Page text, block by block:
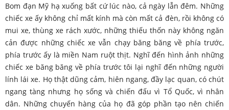
Bom đạn Mỹ hạ xuống bất cứ lúc nào, cả ngày lẫn đêm. Những
chiếc xe ấy không chỉ mất kính mà còn mất cả đèn, rồi không có
mui xe, thùng xe rách xước, những thiếu thốn này không ngăn
cản được những chiếc xe vẫn chạy băng băng về phía trước,
phía trước ấy là miền Nam ruột thịt. Nghĩ đến hình ảnh những
chiếc xe băng băng về phía trước tôi lại nghĩ đến những người
lính lái xe. Họ thật dũng cảm, hiên ngang, đầy lạc quan, có chút
ngang tàng nhưng họ sống và chiến đấu vì Tổ Quốc, vì nhân
dân. Những chuyến hàng của họ đã góp phần tạo nên chiến